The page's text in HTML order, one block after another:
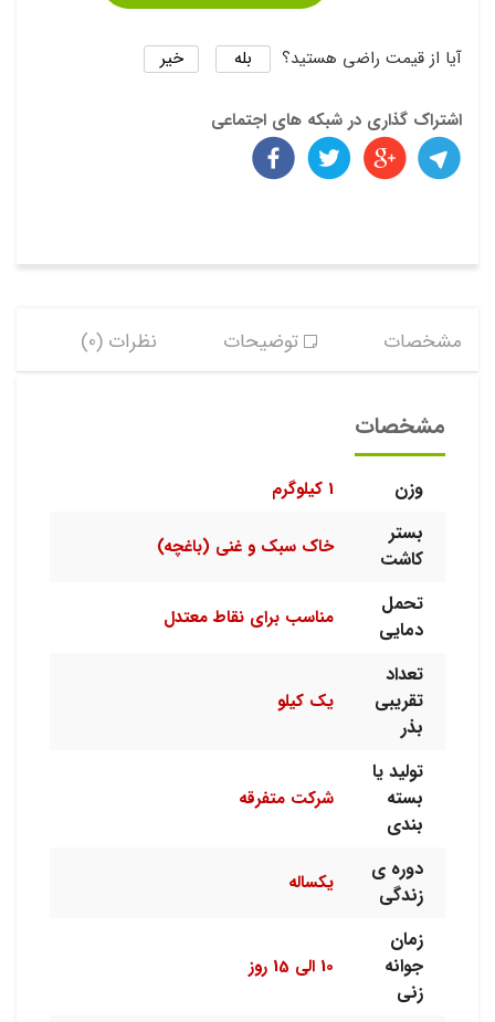
آیا از قیمت راضی هستید؟ بله خیر
اشتراک گذاری در شبکه های اجتماعی
مشخصات توضیحات نظرات (0)
مشخصات
وزن 1 کیلوگرم
بستر
کاشت
خاک سبک و غنی (باغچه)
تحمل
دمایی
مناسب برای نقاط معتدل
تعداد
تقریبی
بذر
یک کیلو
تولید یا
بسته
بندی
شرکت متفرقه
دوره ی
زندگی
یکساله
زمان
جوانه
زنی
10 الی 15 روز